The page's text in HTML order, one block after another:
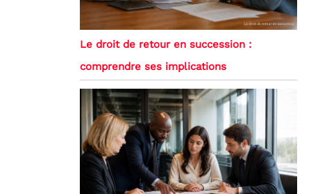
Le droit de retour en succession :
comprendre ses implications